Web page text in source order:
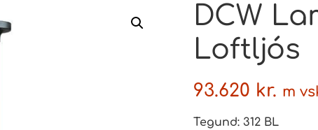
DCW
Loftljós
93.620 kr. m
Tegund: 312 BL